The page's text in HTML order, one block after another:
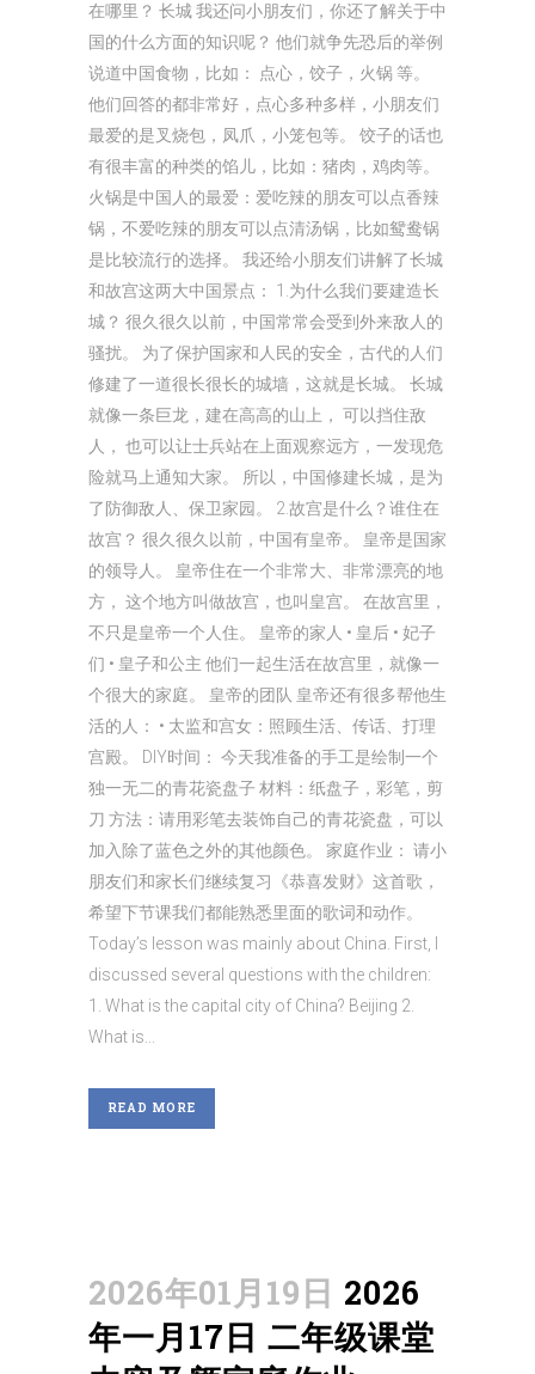
在哪里？ 长城 我还问小朋友们，你还了解关于中
国的什么方面的知识呢？ 他们就争先恐后的举例
说道中国食物，比如： 点心，饺子，火锅 等。
他们回答的都非常好，点心多种多样，小朋友们
最爱的是叉烧包，凤爪，小笼包等。 饺子的话也
有很丰富的种类的馅儿，比如：猪肉，鸡肉等。
火锅是中国人的最爱：爱吃辣的朋友可以点香辣
锅，不爱吃辣的朋友可以点清汤锅，比如鸳鸯锅
是比较流行的选择。 我还给小朋友们讲解了长城
和故宫这两大中国景点： 1.为什么我们要建造长
城？ 很久很久以前，中国常常会受到外来敌人的
骚扰。 为了保护国家和人民的安全，古代的人们
修建了一道很长很长的城墙，这就是长城。 长城
就像一条巨龙，建在高高的山上， 可以挡住敌
人， 也可以让士兵站在上面观察远方，一发现危
险就马上通知大家。 所以，中国修建长城，是为
了防御敌人、保卫家园。 2.故宫是什么？谁住在
故宫？ 很久很久以前，中国有皇帝。 皇帝是国家
的领导人。 皇帝住在一个非常大、非常漂亮的地
方， 这个地方叫做故宫，也叫皇宫。 在故宫里，
不只是皇帝一个人住。 皇帝的家人 • 皇后 • 妃子
们 • 皇子和公主 他们一起生活在故宫里，就像一
个很大的家庭。 皇帝的团队 皇帝还有很多帮他生
活的人： • 太监和宫女：照顾生活、传话、打理
宫殿。 DIY时间： 今天我准备的手工是绘制一个
独一无二的青花瓷盘子 材料：纸盘子，彩笔，剪
刀 方法：请用彩笔去装饰自己的青花瓷盘，可以
加入除了蓝色之外的其他颜色。 家庭作业： 请小
朋友们和家长们继续复习《恭喜发财》这首歌，
希望下节课我们都能熟悉里面的歌词和动作。
Today’s lesson was mainly about China. First, I
discussed several questions with the children:
1. What is the capital city of China? Beijing 2.
What is...
READ MORE
2026年01月19日 2026
年一月17日 二年级课堂